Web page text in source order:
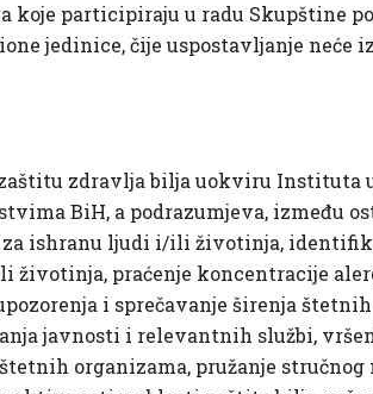
koje participiraju u radu Skupštine
jedinice, čije uspostavljanje
zaštitu zdravlja bilja uokviru
BiH, a podrazumjeva, između
za ishranu ljudi i/ili životinja,
životinja, praćenje koncentracije
i sprečavanje širenja
javnosti i relevantnih službi,
organizama, pružanje